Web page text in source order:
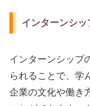
インターンシッ
インターンシップ
られることで、学
企業の文化や働き